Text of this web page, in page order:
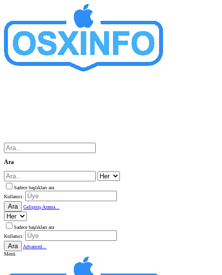
Ara
Sadece başlıkları ara
Kullanıcı:
Ara Gelişmiş Arama...
Sadece başlıkları ara
Kullanıcı:
Ara
Advanced...
Menü